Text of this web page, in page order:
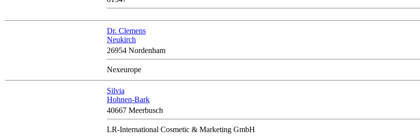
Dr. Clemens
Neukirch
26954 Nordenham
Nexeurope
Silvia
Hohnen-Bark
40667 Meerbusch
LR-International Cosmetic & Marketing GmbH